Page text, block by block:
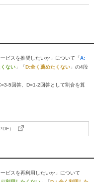
ビスを推奨したいか」について「A:
ない 」「D:全く薦めたくない 」の4段
5回答、D=1-2回答として割合を算
）
ビスを再利用したいか」について